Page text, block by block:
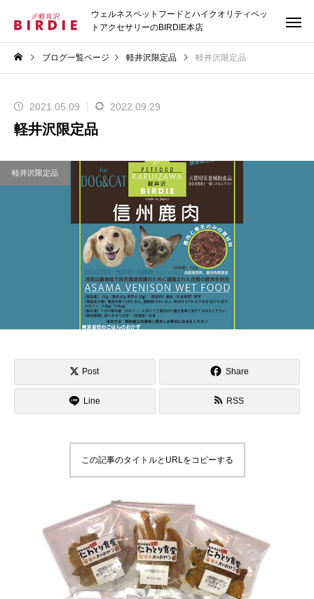
ウェルネスペットフードとハイクオリティペッ
トアクセサリーのBIRDIE本店
ブログ一覧ページ 軽井沢限定品 軽井沢限定品
2021.05.09 2022.09.29
軽井沢限定品
軽井沢限定品
Post Share
Line RSS
この記事のタイトルとURLをコピーする